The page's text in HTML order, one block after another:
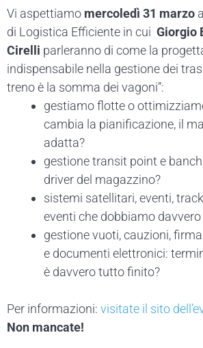
Vi aspettiamo mercoledì 31 marzo
di Logistica Efficiente in cui Giorgio
Cirelli parleranno di come la
indispensabile nella gestione dei
treno è la somma dei vagoni”:
gestiamo flotte o
cambia la pianificazione, il
adatta?
gestione transit point e
driver del magazzino?
sistemi satellitari, eventi,
eventi che dobbiamo
gestione vuoti, cauzioni,
e documenti elettronici:
è davvero tutto finito?
Per informazioni: visitate il sito
Non mancate!